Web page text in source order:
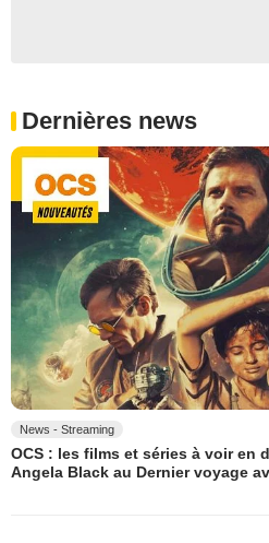
Dernières news
News - Streaming
OCS : les films et séries à voir en
Angela Black au Dernier voyage